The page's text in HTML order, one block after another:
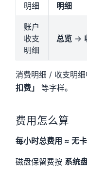
明细
明细
账户
收支
明细
总览 →
消费明细 / 收支明
扣费」
等字样。
费用怎么算
每小时总费用 ≈ 无
磁盘保留费按 系统